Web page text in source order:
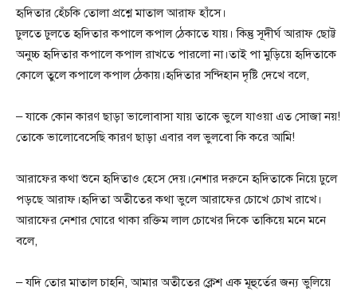
হৃদিতার হেঁচকি তোলা প্রশ্নে মাতাল আরাফ হাঁসে।
ঢুলতে ঢুলতে হৃদিতার কপালে কপাল ঠেকাতে যায়। কিন্তু সূদীর্ঘ আরাফ ছোট্ট
অনুচ্চ হৃদিতার কপালে কপাল রাখতে পারলো না।তাই পা মুড়িয়ে হৃদিতাকে
কোলে তুলে কপালে কপাল ঠেকায়।হৃদিতার সন্দিহান দৃষ্টি দেখে বলে,
– যাকে কোন কারণ ছাড়া ভালোবাসা যায় তাকে ভুলে যাওয়া এত সোজা নয়!
তোকে ভালোবেসেছি কারণ ছাড়া এবার বল ভুলবো কি করে আমি!
আরাফের কথা শুনে হৃদিতাও হেসে দেয়।নেশার দরুনে হৃদিতাকে নিয়ে ঢুলে
পড়ছে আরাফ।হৃদিতা অতীতের কথা ভুলে আরাফের চোখে চোখ রাখে।
আরাফের নেশার ঘোরে থাকা রক্তিম লাল চোখের দিকে তাকিয়ে মনে মনে
বলে,
– যদি তোর মাতাল চাহনি, আমার অতীতের ক্লেশ এক মূহুর্তের জন্য ভুলিয়ে